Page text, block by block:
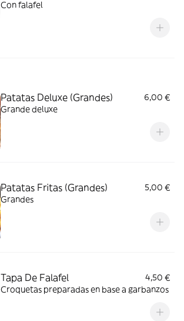
Con falafel
Patatas Deluxe (Grandes)
6,00 €
Grande deluxe
Patatas Fritas (Grandes)
5,00 €
Grandes
Tapa De Falafel
4,50 €
Croquetas preparadas en base a garbanzos